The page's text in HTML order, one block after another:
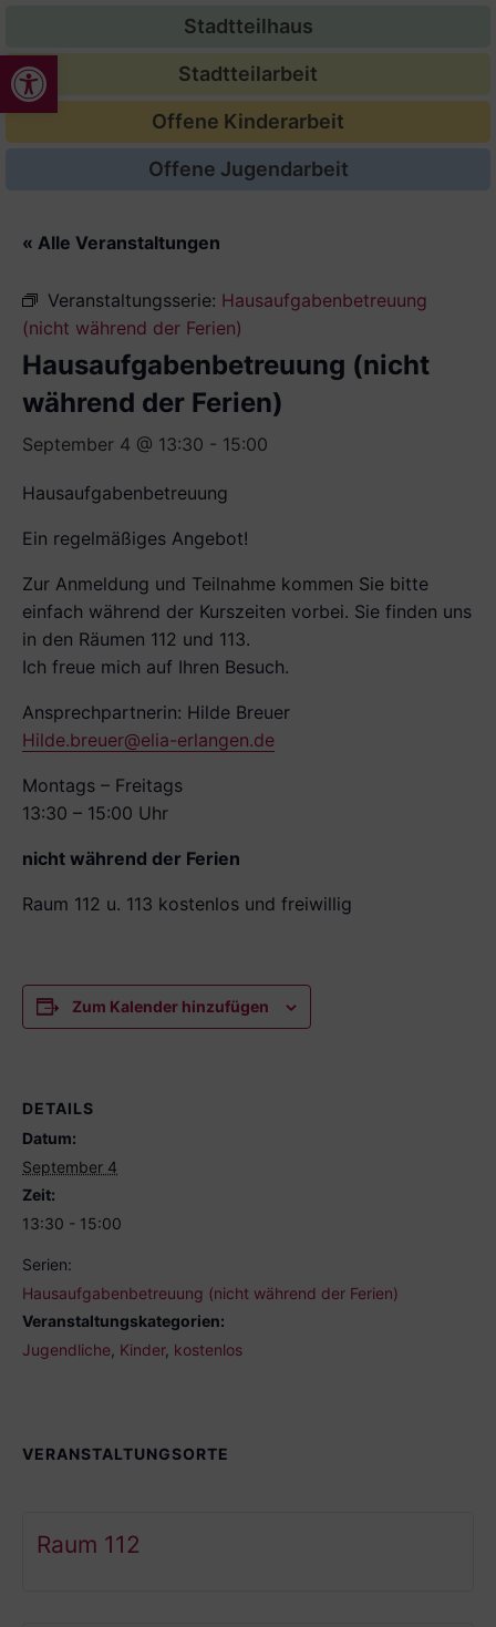
Werkzeugleiste öffnen
Stadtteilhaus
Stadtteilarbeit
Offene Kinderarbeit
Offene Jugendarbeit
« Alle Veranstaltungen
Veranstaltungsserie: Hausaufgabenbetreuung
(nicht während der Ferien)
Hausaufgabenbetreuung (nicht
während der Ferien)
September 4 @ 13:30 - 15:00
Hausaufgabenbetreuung
Ein regelmäßiges Angebot!
Zur Anmeldung und Teilnahme kommen Sie bitte
einfach während der Kurszeiten vorbei. Sie finden uns
in den Räumen 112 und 113.
Ich freue mich auf Ihren Besuch.
Ansprechpartnerin: Hilde Breuer
Hilde.breuer@elia-erlangen.de
Montags – Freitags
13:30 – 15:00 Uhr
nicht während der Ferien
Raum 112 u. 113 kostenlos und freiwillig
Zum Kalender hinzufügen
DETAILS
Datum:
September 4
Zeit:
13:30 - 15:00
Serien:
Hausaufgabenbetreuung (nicht während der Ferien)
Veranstaltungskategorien:
Jugendliche Kinder, kostenlos
VERANSTALTUNGSORTE
Raum 112